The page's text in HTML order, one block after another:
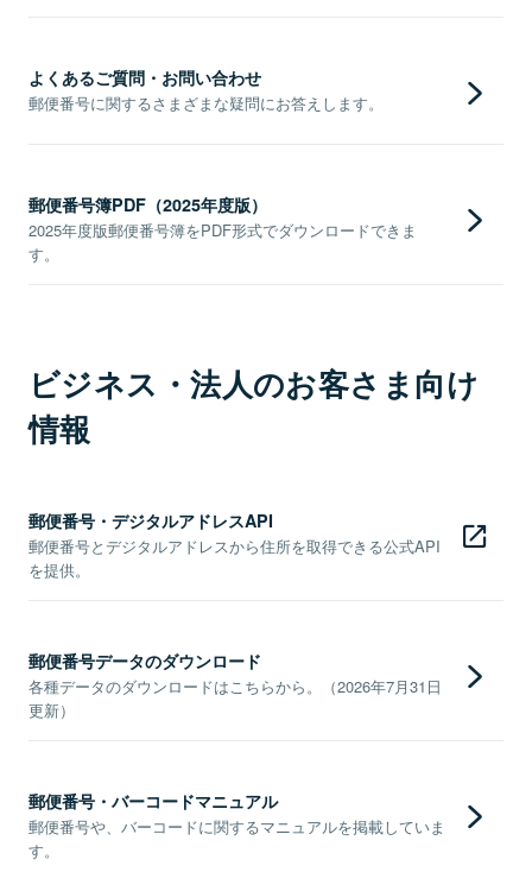
よくあるご質問・お問い合わせ
郵便番号に関するさまざまな疑問にお答えします。
郵便番号簿PDF（2025年度版）
2025年度版郵便番号簿をPDF形式でダウンロードできま
す。
ビジネス・法人のお客さま向け
情報
郵便番号・デジタルアドレスAPI
郵便番号とデジタルアドレスから住所を取得できる公式API
を提供。
郵便番号データのダウンロード
各種データのダウンロードはこちらから。（2026年7月31日
更新）
郵便番号・バーコードマニュアル
郵便番号や、バーコードに関するマニュアルを掲載していま
す。